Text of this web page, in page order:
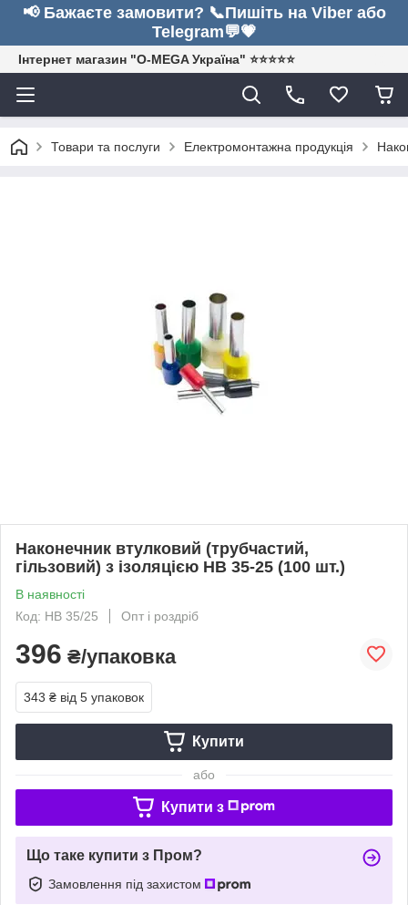
📢 Бажаєте замовити? 📞Пишіть на Viber або
Telegram💬💗
Інтернет магазин "O-MEGA Україна" ⭐⭐⭐⭐⭐
Товари та послуги Електромонтажна продукція
Наконечник втулковий (трубчастий,
гільзовий) з ізоляцією НВ 35-25 (100 шт.)
В наявності
Код: HB 35/25
Опт і роздріб
396 ₴/упаковка
343 ₴ від 5 упаковок
Купити
або
Купити з
Що таке купити з Пром?
Замовлення під захистом